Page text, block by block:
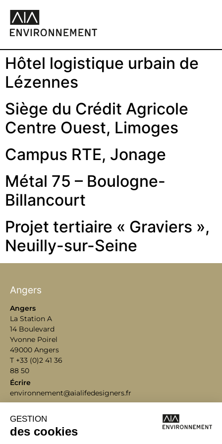
Hôtel logistique urbain de
Lézennes
Siège du Crédit Agricole
Centre Ouest, Limoges
Campus RTE, Jonage
Métal 75 – Boulogne-
Billancourt
Projet tertiaire « Graviers »,
Neuilly-sur-Seine
Angers
Bordeaux
Lyon
Angers
La Station A
14 Boulevard
Yvonne Poirel
49000 Angers
T +33 (0)2 41 36
88 50
Écrire
environnement@aialifedesigners.fr